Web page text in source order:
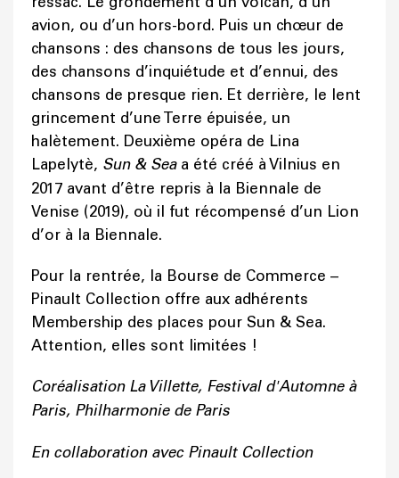
avion, ou d’un hors-bord. Puis un chœur de
chansons : des chansons de tous les jours,
des chansons d’inquiétude et d’ennui, des
chansons de presque rien. Et derrière, le lent
grincement d’une Terre épuisée, un
halètement. Deuxième opéra de Lina
Lapelytè, Sun & Seaa été créé à Vilnius en
2017 avant d’être repris à la Biennale de
Venise (2019), où il fut récompensé d’un Lion
d’or à la Biennale.
Pour la rentrée, la Bourse de Commerce –
Pinault Collection offre aux adhérents
Membership des places pour Sun & Sea.
Attention, elles sont limitées !
Coréalisation La Villette, Festival d'Automne à
Paris, Philharmonie de Paris
En collaboration avec Pinault Collection